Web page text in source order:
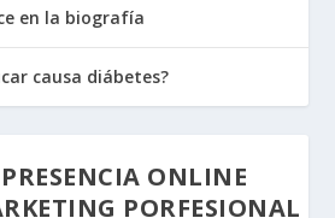
en la biografía
causa diábetes?
ONLINE
PORFESIONAL